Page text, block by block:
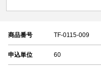
商品番号 TF-0115-009
申込単位 60